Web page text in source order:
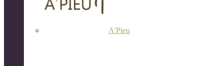
A'Pieu